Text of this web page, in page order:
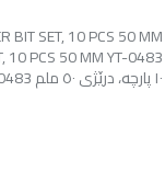
BIT SET, 10 PCS 50 MM
١٠ پارچە، درێژی ٥٠ ملم YT-0483 مجموعة رؤوس مفكات، 10 قطع بطول 50 مم